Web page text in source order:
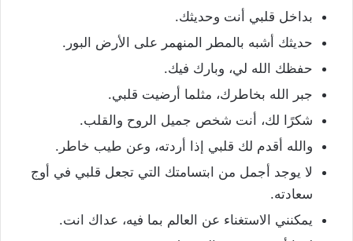
بداخل قلبي أنت وحديثك.
حديثك أشبه بالمطر المنهمر على الأرض البور.
حفظك الله لي، وبارك فيك.
جبر الله بخاطرك، مثلما أرضيت قلبي.
شكرًا لك، أنت شخص جميل الروح والقلب.
والله أقدم لك قلبي إذا أردته، وعن طيب خاطر.
لا يوجد أجمل من ابتسامتك التي تجعل قلبي في أوج
سعادته.
يمكنني الاستغناء عن العالم بما فيه، عداك انت.